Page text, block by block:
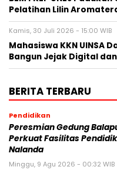
Pelatihan Lilin
Kamis, 30 Juli 2026 - 15:00 WIB
Mahasiswa KKN UINSA
Bangun Jejak Digital
BERITA TERBARU
Pendidikan
Peresmian Gedung
Perkuat Fasilitas
Nalanda
Minggu, 9 Agu 2026 - 00:32 WIB